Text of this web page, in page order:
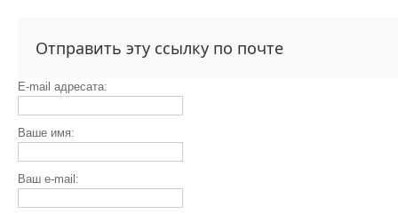
Отправить эту ссылку по почте
E-mail адресата:
Ваше имя:
Ваш e-mail: